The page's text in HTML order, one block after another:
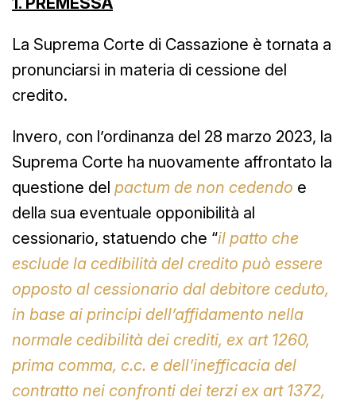
La Suprema Corte di Cassazione è tornata a
pronunciarsi in materia di cessione del
credito.
Invero, con l’ordinanza del 28 marzo 2023, la
Suprema Corte ha nuovamente affrontato la
questione del pactum de non cedendo e
della sua eventuale opponibilità al
cessionario, statuendo che “il patto che
esclude la cedibilità del credito può essere
opposto al cessionario dal debitore ceduto,
in base ai principi dell’affidamento nella
normale cedibilità dei crediti, ex art 1260,
prima comma, c.c. e dell’inefficacia del
contratto nei confronti dei terzi ex art 1372,